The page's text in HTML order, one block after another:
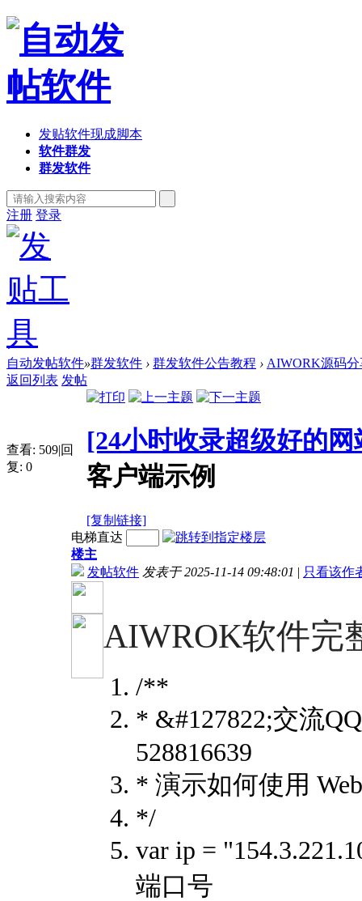
发贴软件现成脚本
软件群发
群发软件
注册 登录
自动发帖软件»群发软件 › 群发软件公告教程 › AIWORK源码分
返回列表 发帖
查看: 509|回
复: 0
[24小时收录超级好的网
客户端示例
[复制链接]
电梯直达
楼主
发帖软件 发表于 2025-11-14 09:48:01 | 只看该作
AIWROK软件完
/**
* &#127822;交流
528816639
* 演示如何使用
*/
var ip =
端口号